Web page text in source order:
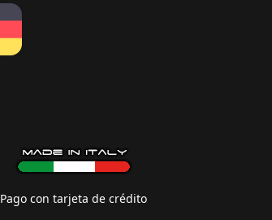
Pago con tarjeta de crédito